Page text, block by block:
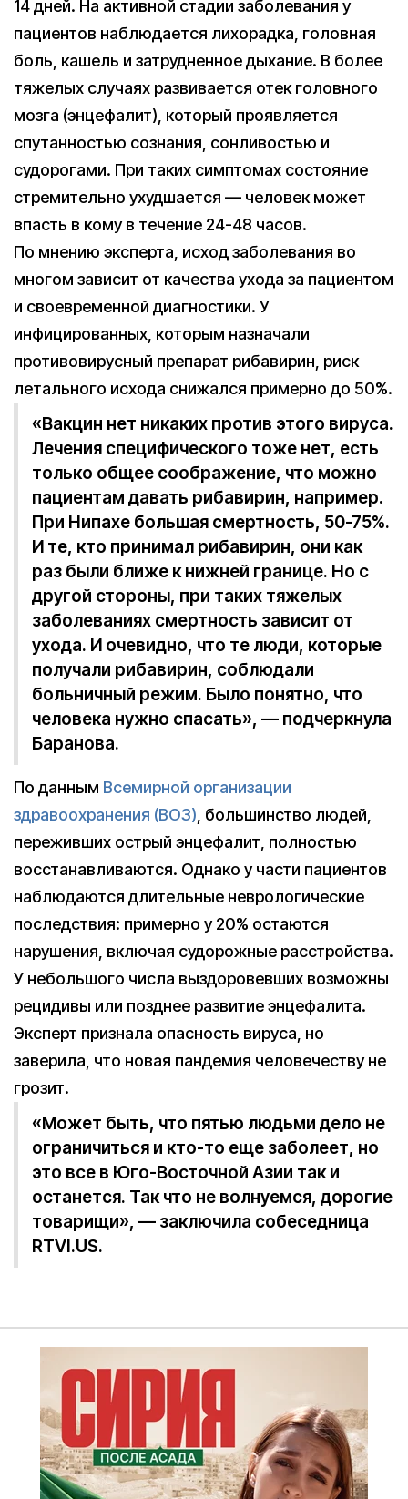
14 дней. На активной стадии заболевания у
пациентов наблюдается лихорадка, головная
боль, кашель и затрудненное дыхание. В более
тяжелых случаях развивается отек головного
мозга (энцефалит), который проявляется
спутанностью сознания, сонливостью и
судорогами. При таких симптомах состояние
стремительно ухудшается — человек может
впасть в кому в течение 24-48 часов.
По мнению эксперта, исход заболевания во
многом зависит от качества ухода за пациентом
и своевременной диагностики. У
инфицированных, которым назначали
противовирусный препарат рибавирин, риск
летального исхода снижался примерно до 50%.
«Вакцин нет никаких против этого вируса.
Лечения специфического тоже нет, есть
только общее соображение, что можно
пациентам давать рибавирин, например.
При Нипахе большая смертность, 50-75%.
И те, кто принимал рибавирин, они как
раз были ближе к нижней границе. Но с
другой стороны, при таких тяжелых
заболеваниях смертность зависит от
ухода. И очевидно, что те люди, которые
получали рибавирин, соблюдали
больничный режим. Было понятно, что
человека нужно спасать», — подчеркнула
Баранова.
По данным Всемирной организации
здравоохранения (ВОЗ), большинство людей,
переживших острый энцефалит, полностью
восстанавливаются. Однако у части пациентов
наблюдаются длительные неврологические
последствия: примерно у 20% остаются
нарушения, включая судорожные расстройства.
У небольшого числа выздоровевших возможны
рецидивы или позднее развитие энцефалита.
Эксперт признала опасность вируса, но
заверила, что новая пандемия человечеству не
грозит.
«Может быть, что пятью людьми дело не
ограничиться и кто-то еще заболеет, но
это все в Юго-Восточной Азии так и
останется. Так что не волнуемся, дорогие
товарищи», — заключила собеседница
RTVI.US.